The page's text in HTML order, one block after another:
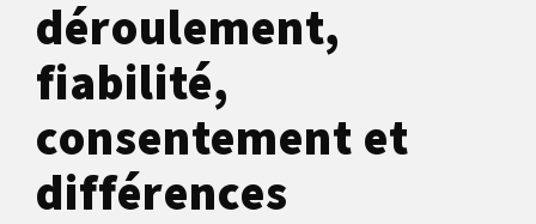
déroulement,
fiabilité,
consentement et
différences